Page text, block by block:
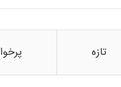
ن
ا
تازه